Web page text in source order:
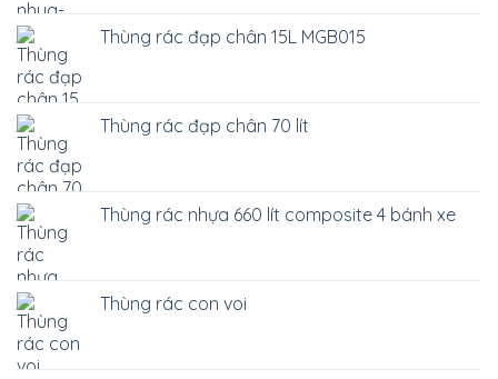
Thùng rác đạp chân 15L MGB015
Thùng rác đạp chân 70 lít
Thùng rác nhựa 660 lít composite 4 bánh xe
Thùng rác con voi